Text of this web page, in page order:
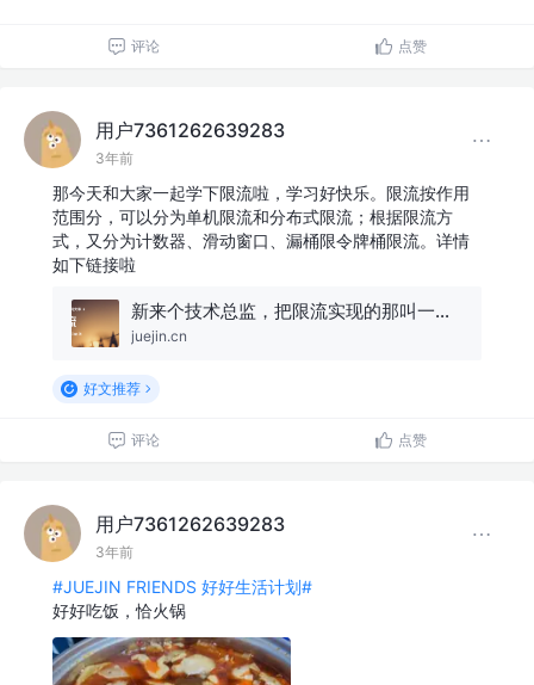
评论 点赞
用户7361262639283
3年前
那今天和大家一起学下限流啦，学习好快乐。限流按作用
范围分，可以分为单机限流和分布式限流；根据限流方
式，又分为计数器、滑动窗口、漏桶限令牌桶限流。详情
如下链接啦
新来个技术总监，把限流实现的那叫一个优雅，佩服！
juejin.cn
好文推荐
评论 点赞
用户7361262639283
3年前
#JUEJIN FRIENDS 好好生活计划#
好好吃饭，恰火锅